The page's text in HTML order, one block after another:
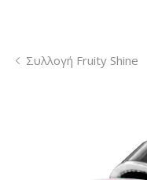
Συλλογή Fruity Shine